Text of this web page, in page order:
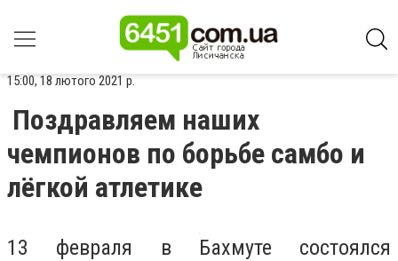
15:00, 18 лютого 2021 р.
Поздравляем наших
чемпионов по борьбе самбо и
лёгкой атлетике
13 февраля в Бахмуте состоялся